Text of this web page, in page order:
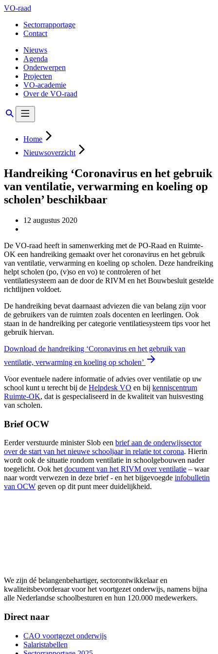
VO-raad
Sectorrapportage
Contact
Nieuws
Agenda
Onderwerpen
Projecten
VO-academie
Over de VO-raad
Home
Nieuwsoverzicht
Handreiking ‘Coronavirus en het gebruik
van ventilatie, verwarming en koeling op
scholen’ beschikbaar
12 augustus 2020
De VO-raad heeft in samenwerking met de PO-Raad en Ruimte-
OK een handreiking gemaakt over het coronavirus en het gebruik
van ventilatie, verwarming en koeling op scholen. Deze handreiking
helpt scholen (po, (v)so en vo) te controleren of het
ventilatiesysteem aan de door de RIVM en het Bouwbesluit gestelde
richtlijnen voldoet.
De handreiking bevat daarnaast adviezen die van belang zijn voor
de gebruikers van de ruimten zoals docenten en leerlingen. Ook
staan in de handreiking per categorie ventilatiesysteem tips voor het
gebruik hiervan.
Download de handreiking ‘Coronavirus en het gebruik van
ventilatie, verwarming en koeling op scholen’
Voor eventuele nadere informatie of advies over ventilatie op uw
school kunt u terecht bij de Helpdesk VO en bij kenniscentrum
Ruimte-OK, dat is gespecialiseerd in de kwaliteit van huisvesting
van scholen.
Brief OCW
Eerder verstuurde minister Slob een brief aan de onderwijssector
over de start van het nieuwe schooljaar in relatie tot corona. Hierin
wordt ook de situatie rondom ventilatie in schoolgebouwen nader
toegelicht. Ook het document van het RIVM over ventilatie – waar
naar wordt verwezen in deze brief - en het bijgevoegde infobulletin
van OCW geven op dit punt meer duidelijkheid.
We zijn dé belangenbehartiger, sectorontwikkelaar en
kwaliteitsbevorderaar voor het voortgezet onderwijs, namens bijna
alle Nederlandse schoolbesturen en hun 120.000 medewerkers.
Direct naar
CAO voortgezet onderwijs
Salaristabellen